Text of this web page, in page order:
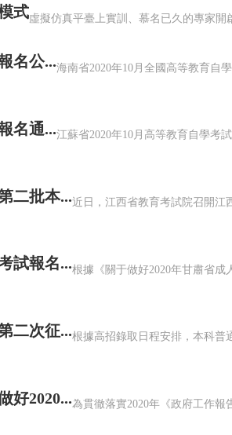
式
名公...
名通...
二批本...
試報名...
二次征...
好2020...